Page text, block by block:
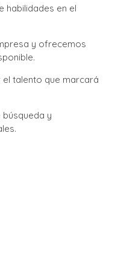
habilidades en el
y ofrecemos
talento que marcará
y